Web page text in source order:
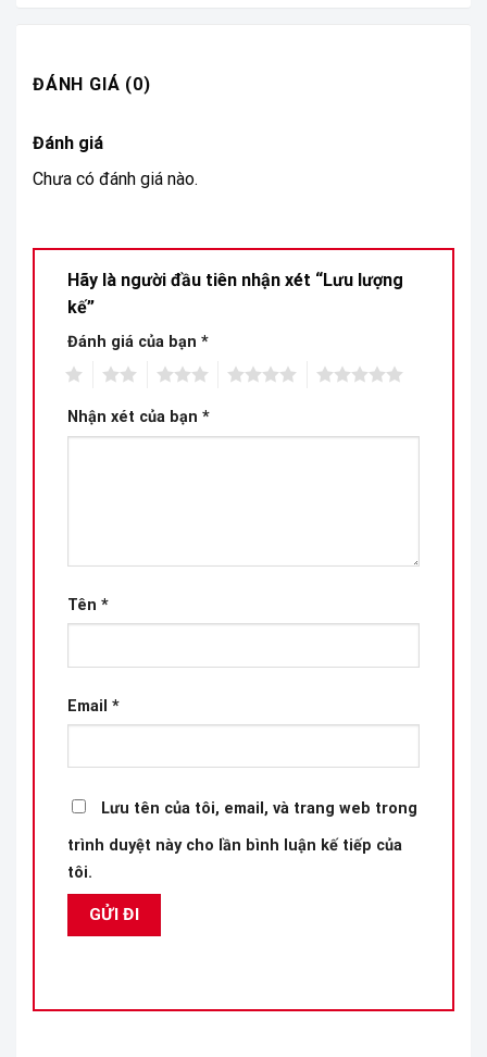
ĐÁNH GIÁ (0)
Đánh giá
Chưa có đánh giá nào.
Hãy là người đầu tiên nhận xét “Lưu lượng
kế”
Đánh giá của bạn *
Nhận xét của bạn *
Tên *
Email *
Lưu tên của tôi, email, và trang web trong
trình duyệt này cho lần bình luận kế tiếp của
tôi.